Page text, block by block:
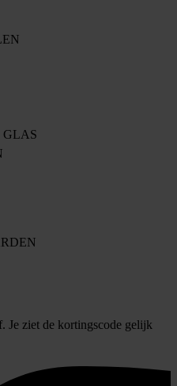
Je ziet de kortingscode gelijk